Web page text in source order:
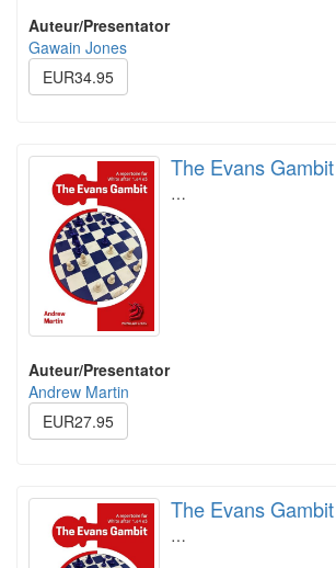
Auteur/Presentator
Gawain Jones
EUR34.95
The Evans Gambit
…
Auteur/Presentator
Andrew Martin
EUR27.95
The Evans
…